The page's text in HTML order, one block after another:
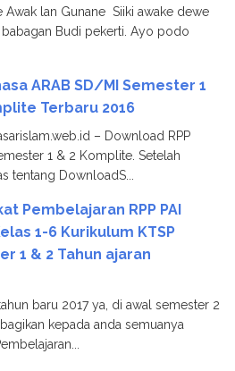
Awak lan Gunane Siiki awake dewe
Budi pekerti. Ayo podo
ARAB SD/MI Semester 1
Terbaru 2016
– Download RPP
1 & 2 Komplite. Setelah
tentang DownloadS...
Pembelajaran RPP PAI
1-6 Kurikulum KTSP
1 & 2 Tahun ajaran
baru 2017 ya, di awal semester 2
kepada anda semuanya